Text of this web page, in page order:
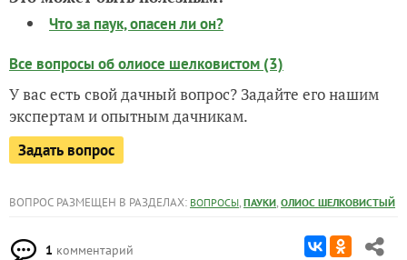
Что за паук, опасен ли он?
Все вопросы об олиосе шелковистом (3)
У вас есть свой дачный вопрос? Задайте его нашим
экспертам и опытным дачникам.
Задать вопрос
ВОПРОС РАЗМЕЩЕН В РАЗДЕЛАХ: ВОПРОСЫ, ПАУКИ, ОЛИОС ШЕЛКОВИСТЫЙ
1 комментарий